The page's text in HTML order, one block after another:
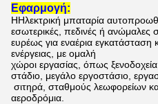
Εφαρμογή:
ΗΗλεκτρική μπαταρία
εσωτερικές, πεδινές ή ανώμαλες
ευρέως για εναέρια
ενέργειας, με ομαλή
χώροι εργασίας, όπως
στάδιο, μεγάλο εργοστάσιο,
σιτηρά, σταθμούς λεωφορείων
αεροδρόμια.